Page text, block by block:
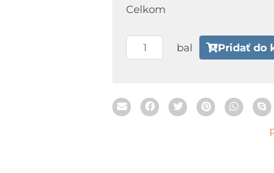
Celkom
60
120
cm
bal Pridať do